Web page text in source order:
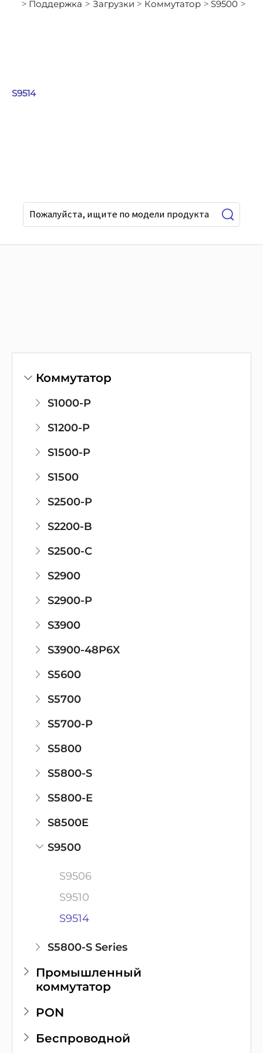
> Поддержка > Загрузки > Коммутатор > S9500 >
S9514
Коммутатор
S1000-P
S1200-P
S1500-P
S1500
S2500-P
S2200-B
S2500-C
S2900
S2900-P
S3900
S3900-48P6X
S5600
S5700
S5700-P
S5800
S5800-S
S5800-E
S8500E
S9500
S9506
S9510
S9514
S5800-S Series
Промышленный
коммутатор
PON
Беспроводной